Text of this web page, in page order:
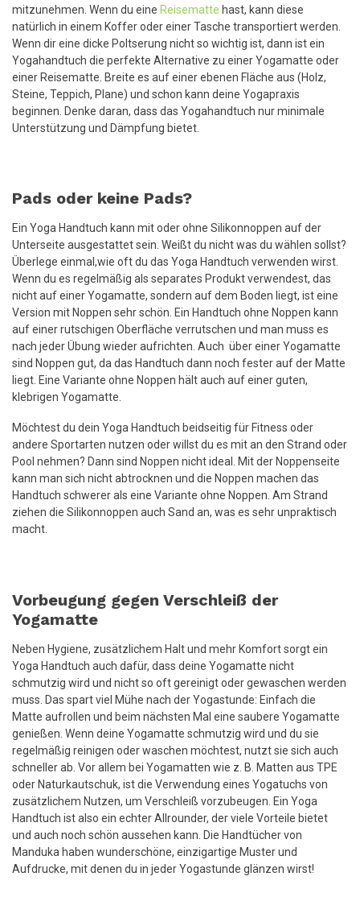
mitzunehmen. Wenn du eine Reisematte hast, kann diese
natürlich in einem Koffer oder einer Tasche transportiert werden.
Wenn dir eine dicke Poltserung nicht so wichtig ist, dann ist ein
Yogahandtuch die perfekte Alternative zu einer Yogamatte oder
einer Reisematte. Breite es auf einer ebenen Fläche aus (Holz,
Steine, Teppich, Plane) und schon kann deine Yogapraxis
beginnen. Denke daran, dass das Yogahandtuch nur minimale
Unterstützung und Dämpfung bietet.
Pads oder keine Pads?
Ein Yoga Handtuch kann mit oder ohne Silikonnoppen auf der
Unterseite ausgestattet sein. Weißt du nicht was du wählen sollst?
Überlege einmal,wie oft du das Yoga Handtuch verwenden wirst.
Wenn du es regelmäßig als separates Produkt verwendest, das
nicht auf einer Yogamatte, sondern auf dem Boden liegt, ist eine
Version mit Noppen sehr schön. Ein Handtuch ohne Noppen kann
auf einer rutschigen Oberfläche verrutschen und man muss es
nach jeder Übung wieder aufrichten. Auch über einer Yogamatte
sind Noppen gut, da das Handtuch dann noch fester auf der Matte
liegt. Eine Variante ohne Noppen hält auch auf einer guten,
klebrigen Yogamatte.
Möchtest du dein Yoga Handtuch beidseitig für Fitness oder
andere Sportarten nutzen oder willst du es mit an den Strand oder
Pool nehmen? Dann sind Noppen nicht ideal. Mit der Noppenseite
kann man sich nicht abtrocknen und die Noppen machen das
Handtuch schwerer als eine Variante ohne Noppen. Am Strand
ziehen die Silikonnoppen auch Sand an, was es sehr unpraktisch
macht.
Vorbeugung gegen Verschleiß der
Yogamatte
Neben Hygiene, zusätzlichem Halt und mehr Komfort sorgt ein
Yoga Handtuch auch dafür, dass deine Yogamatte nicht
schmutzig wird und nicht so oft gereinigt oder gewaschen werden
muss. Das spart viel Mühe nach der Yogastunde: Einfach die
Matte aufrollen und beim nächsten Mal eine saubere Yogamatte
genießen. Wenn deine Yogamatte schmutzig wird und du sie
regelmäßig reinigen oder waschen möchtest, nutzt sie sich auch
schneller ab. Vor allem bei Yogamatten wie z. B. Matten aus TPE
oder Naturkautschuk, ist die Verwendung eines Yogatuchs von
zusätzlichem Nutzen, um Verschleiß vorzubeugen. Ein Yoga
Handtuch ist also ein echter Allrounder, der viele Vorteile bietet
und auch noch schön aussehen kann. Die Handtücher von
Manduka haben wunderschöne, einzigartige Muster und
Aufdrucke, mit denen du in jeder Yogastunde glänzen wirst!